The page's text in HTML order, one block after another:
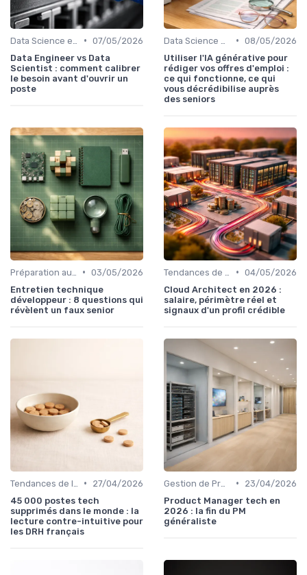
• 07/05/2026
Data Engineer vs Data
Scientist : comment calibrer
le besoin avant d'ouvrir un
poste
• 08/05/2026
Utiliser l'IA générative pour
rédiger vos offres d'emploi :
ce qui fonctionne, ce qui
vous décrédibilise auprès
des seniors
• 03/05/2026
Entretien technique
développeur : 8 questions qui
révèlent un faux senior
• 04/05/2026
Cloud Architect en 2026 :
salaire, périmètre réel et
signaux d'un profil crédible
•
27/04/2026
45 000 postes tech
supprimés dans le monde : la
lecture contre-intuitive pour
les DRH français
•
23/04/2026
Product Manager tech en
2026 : la fin du PM
généraliste